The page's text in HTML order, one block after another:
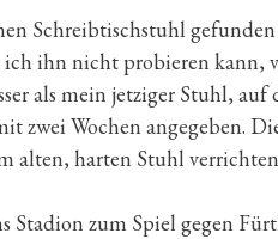
Schreibtischstuhl
ich ihn nicht probieren kann,
als mein jetziger Stuhl,
zwei Wochen angegeben.
alten, harten Stuhl
zum Spiel gegen